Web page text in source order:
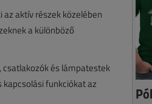
aktív részek közelében
a különböző
csatlakozók és lámpatestek
funkciókat az